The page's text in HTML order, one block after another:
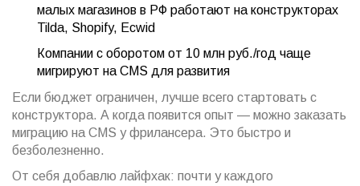
малых магазинов в РФ работают на конструкторах
Tilda, Shopify, Ecwid
Компании с оборотом от 10 млн руб./год чаще
мигрируют на CMS для развития
Если бюджет ограничен, лучше всего стартовать с
конструктора. А когда появится опыт — можно заказать
миграцию на CMS у фрилансера. Это быстро и
безболезненно.
От себя добавлю лайфхак: почти у каждого